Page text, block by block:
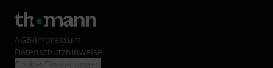
AGB/Impressum
Datenschutzhinweise